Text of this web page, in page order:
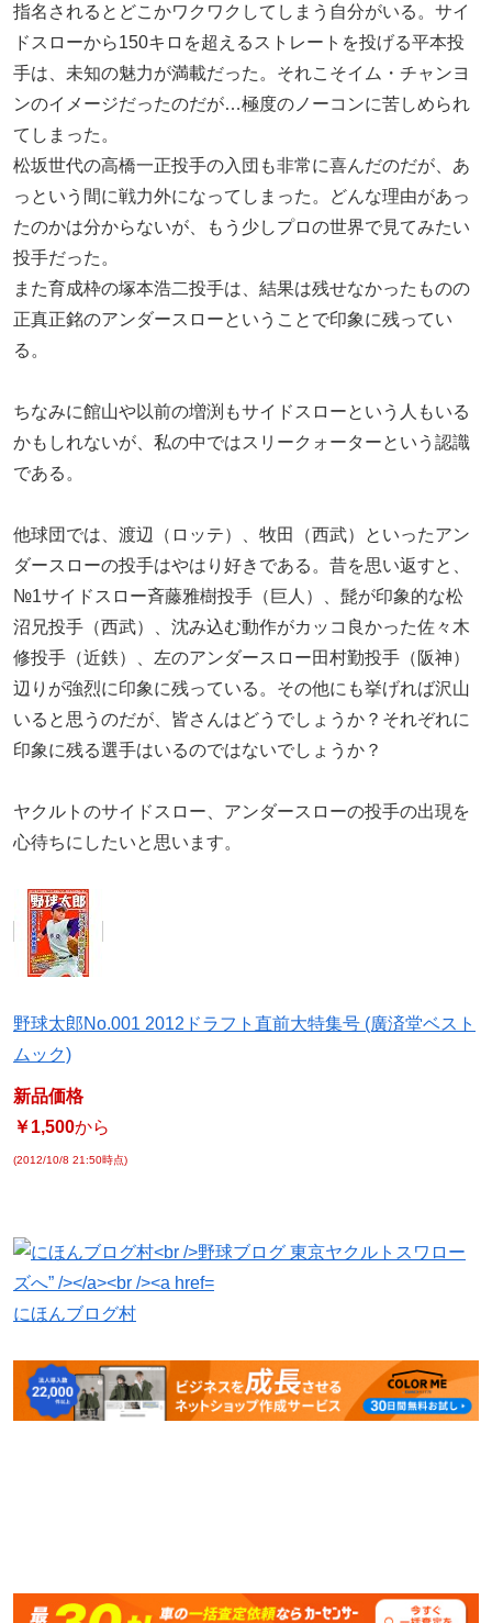
指名されるとどこかワクワクしてしまう自分がいる。サイ
ドスローから150キロを超えるストレートを投げる平本投
手は、未知の魅力が満載だった。それこそイム・チャンヨ
ンのイメージだったのだが…極度のノーコンに苦しめられ
てしまった。
松坂世代の高橋一正投手の入団も非常に喜んだのだが、あ
っという間に戦力外になってしまった。どんな理由があっ
たのかは分からないが、もう少しプロの世界で見てみたい
投手だった。
また育成枠の塚本浩二投手は、結果は残せなかったものの
正真正銘のアンダースローということで印象に残ってい
る。
ちなみに館山や以前の増渕もサイドスローという人もいる
かもしれないが、私の中ではスリークォーターという認識
である。
他球団では、渡辺（ロッテ）、牧田（西武）といったアン
ダースローの投手はやはり好きである。昔を思い返すと、
№1サイドスロー斉藤雅樹投手（巨人）、髭が印象的な松
沼兄投手（西武）、沈み込む動作がカッコ良かった佐々木
修投手（近鉄）、左のアンダースロー田村勤投手（阪神）
辺りが強烈に印象に残っている。その他にも挙げれば沢山
いると思うのだが、皆さんはどうでしょうか？それぞれに
印象に残る選手はいるのではないでしょうか？
ヤクルトのサイドスロー、アンダースローの投手の出現を
心待ちにしたいと思います。
野球太郎No.001 2012ドラフト直前大特集号 (廣済堂ベスト
ムック)
新品価格
￥1,500から
(2012/10/8 21:50時点)
にほんブログ村